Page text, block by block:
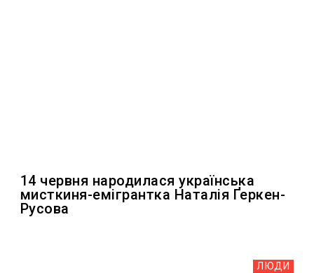
14 червня народилася українська
мисткиня-емігрантка Наталія Ґеркен-
Русова
ЛЮДИ